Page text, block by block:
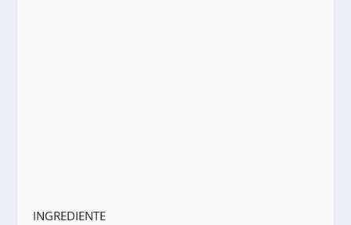
INGREDIENTE